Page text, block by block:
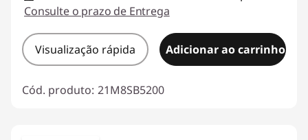
Consulte o prazo de Entrega
Visualização rápida Adicionar ao carrinho
Cód. produto: 21M8SB5200